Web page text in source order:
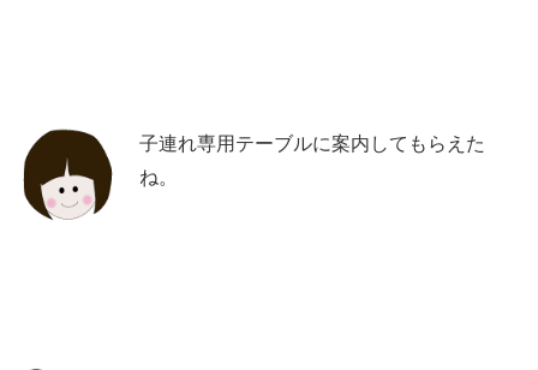
子連れ専用テーブルに案内してもらえた
ね。